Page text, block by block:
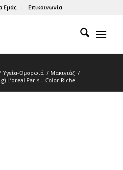
Εμάς Επικοινωνία
Υγεία-Ομορφιά / Μακιγιάζ /
g) L’oreal Paris – Color Riche